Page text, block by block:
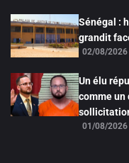
Sénégal :
grandit
02/08/2026
Un élu
comme un
01/08/2026